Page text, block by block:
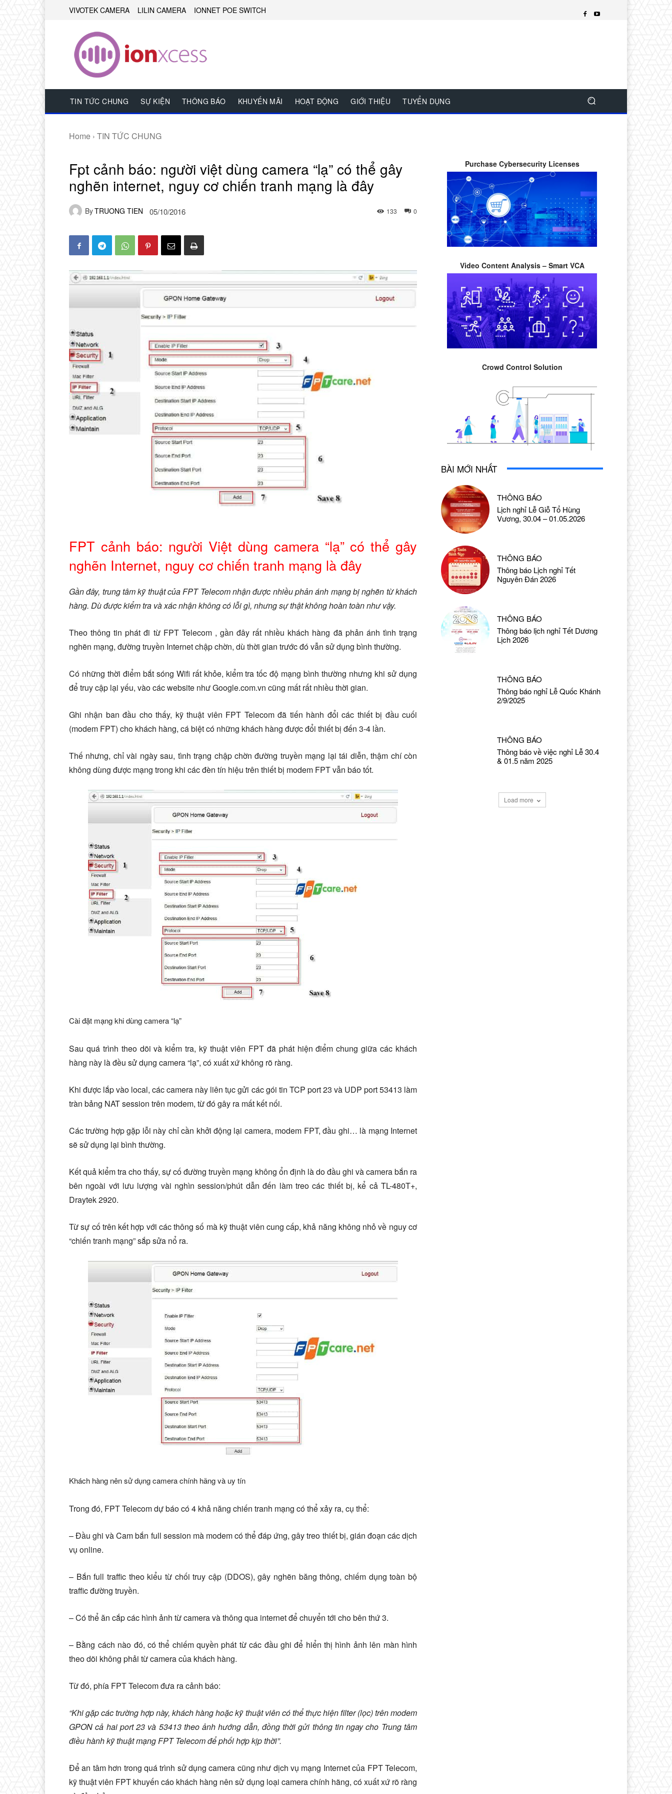
VIVOTEK CAMERA LILIN CAMERA IONNET POE SWITCH
TIN TỨC CHUNG SỰ KIỆN THÔNG BÁO KHUYẾN MÃI HOẠT ĐỘNG GIỚI THIỆU TUYỂN DỤNG
Home TIN TỨC CHUNG
Fpt cảnh báo: người việt dùng camera “lạ” có thể gây
nghẽn internet, nguy cơ chiến tranh mạng là đây
ByTRUONG TIEN 05/10/2016 0
133
FPT cảnh báo: người Việt dùng camera “lạ” có thể gây
nghẽn Internet, nguy cơ chiến tranh mạng là đây
Gần đây, trung tâm kỹ thuật của FPT Telecom nhận được nhiều phản ánh mạng bị nghẽn từ khách
hàng. Dù được kiểm tra và xác nhận không có lỗi gì, nhưng sự thật không hoàn toàn như vậy.
Theo thông tin phát đi từ FPT Telecom , gần đây rất nhiều khách hàng đã phản ánh tình trạng
nghẽn mạng, đường truyền Internet chập chờn, dù thời gian trước đó vẫn sử dụng bình thường.
Có những thời điểm bắt sóng Wifi rất khỏe, kiểm tra tốc độ mạng bình thường nhưng khi sử dụng
để truy cập lại yếu, vào các website như Google.com.vn cũng mất rất nhiều thời gian.
Ghi nhận ban đầu cho thấy, kỹ thuật viên FPT Telecom đã tiến hành đổi các thiết bị đầu cuối
(modem FPT) cho khách hàng, cá biệt có những khách hàng được đổi thiết bị đến 3-4 lần.
Thế nhưng, chỉ vài ngày sau, tình trạng chập chờn đường truyền mạng lại tái diễn, thậm chí còn
không dùng được mạng trong khi các đèn tín hiệu trên thiết bị modem FPT vẫn báo tốt.
Cài đặt mạng khi dùng camera “lạ”
Sau quá trình theo dõi và kiểm tra, kỹ thuật viên FPT đã phát hiện điểm chung giữa các khách
hàng này là đều sử dụng camera “lạ”, có xuất xứ không rõ ràng.
Khi được lắp vào local, các camera này liên tục gửi các gói tin TCP port 23 và UDP port 53413 làm
tràn bảng NAT session trên modem, từ đó gây ra mất kết nối.
Các trường hợp gặp lỗi này chỉ cần khởi động lại camera, modem FPT, đầu ghi… là mạng Internet
sẽ sử dụng lại bình thường.
Kết quả kiểm tra cho thấy, sự cố đường truyền mạng không ổn định là do đầu ghi và camera bắn ra
bên ngoài với lưu lượng vài nghìn session/phút dẫn đến làm treo các thiết bị, kể cả TL-480T+,
Draytek 2920.
Từ sự cố trên kết hợp với các thông số mà kỹ thuật viên cung cấp, khả năng không nhỏ về nguy cơ
“chiến tranh mạng” sắp sửa nổ ra.
Khách hàng nên sử dụng camera chính hãng và uy tín
Trong đó, FPT Telecom dự báo có 4 khả năng chiến tranh mạng có thể xảy ra, cụ thể:
– Đầu ghi và Cam bắn full session mà modem có thể đáp ứng, gây treo thiết bị, gián đoạn các dịch
vụ online.
– Bắn full traffic theo kiểu từ chối truy cập (DDOS), gây nghẽn băng thông, chiếm dụng toàn bộ
traffic đường truyền.
– Có thể ăn cắp các hình ảnh từ camera và thông qua internet để chuyển tới cho bên thứ 3.
– Bằng cách nào đó, có thể chiếm quyền phát từ các đầu ghi để hiển thị hình ảnh lên màn hình
theo dõi không phải từ camera của khách hàng.
Từ đó, phía FPT Telecom đưa ra cảnh báo:
“Khi gặp các trường hợp này, khách hàng hoặc kỹ thuật viên có thể thực hiện filter (lọc) trên modem
GPON cả hai port 23 và 53413 theo ảnh hướng dẫn, đồng thời gửi thông tin ngay cho Trung tâm
điều hành kỹ thuật mạng FPT Telecom để phối hợp kịp thời”.
Để an tâm hơn trong quá trình sử dụng camera cũng như dịch vụ mạng Internet của FPT Telecom,
kỹ thuật viên FPT khuyến cáo khách hàng nên sử dụng loại camera chính hãng, có xuất xứ rõ ràng
Purchase Cybersecurity Licenses
Video Content Analysis – Smart VCA
Crowd Control Solution
BÀI MỚI NHẤT
THÔNG BÁO
Lịch nghỉ Lễ Giỗ Tổ Hùng
Vương, 30.04 – 01.05.2026
THÔNG BÁO
Thông báo Lịch nghỉ Tết
Nguyên Đán 2026
THÔNG BÁO
Thông báo lịch nghỉ Tết Dương
Lịch 2026
THÔNG BÁO
Thông báo nghỉ Lễ Quốc Khánh
2/9/2025
THÔNG BÁO
Thông báo về việc nghỉ Lễ 30.4
& 01.5 năm 2025
Load more